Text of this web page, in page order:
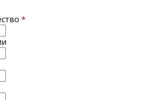
*